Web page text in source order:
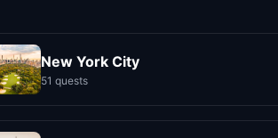
New York City
51 quests